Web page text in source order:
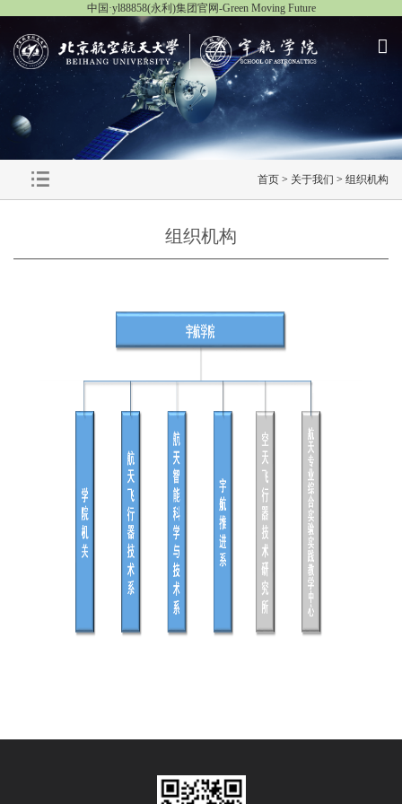
中国·yl88858(永利)集团官网-Green Moving Future
首页 > 关于我们 > 组织机构
组织机构